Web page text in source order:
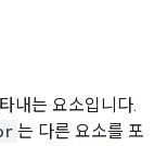
내는 요소입니다.
는 다른 요소를 포